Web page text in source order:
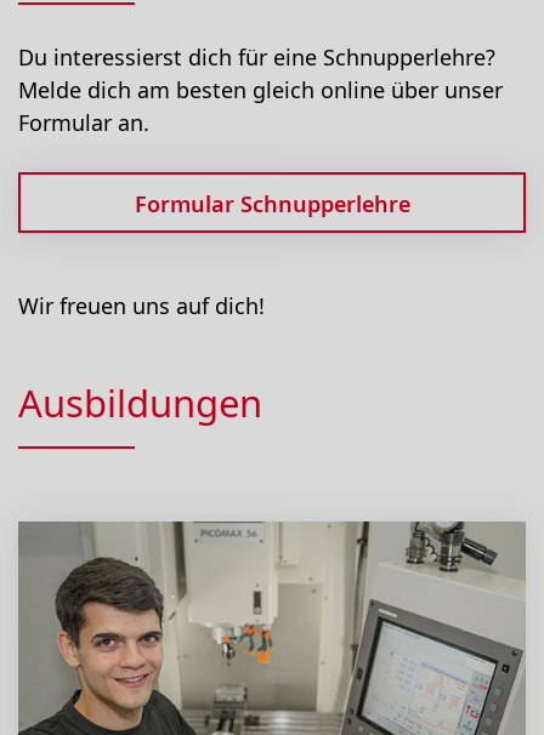
Du interessierst dich für eine Schnupperlehre?
Melde dich am besten gleich online über unser
Formular an.
Formular Schnupperlehre
Wir freuen uns auf dich!
Ausbildungen